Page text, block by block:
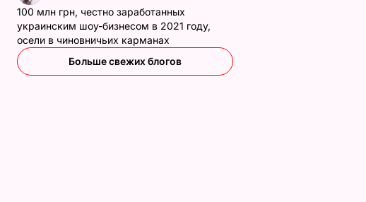
100 млн грн, честно заработанных
украинским шоу-бизнесом в 2021 году,
осели в чиновничьих карманах
Больше свежих блогов